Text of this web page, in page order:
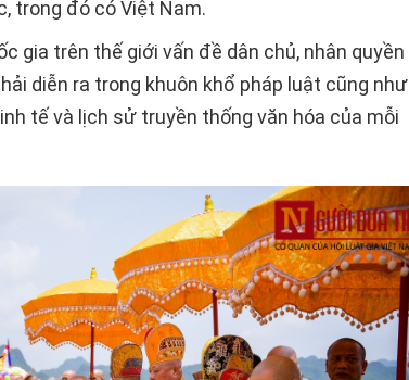
trong đó có Việt Nam.
gia trên thế giới vấn đề dân chủ, nhân quyền
diễn ra trong khuôn khổ pháp luật cũng như
tế và lịch sử truyền thống văn hóa của mỗi